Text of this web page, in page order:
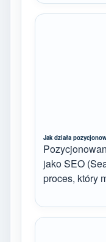
Jak działa
jako SEO
proces, który